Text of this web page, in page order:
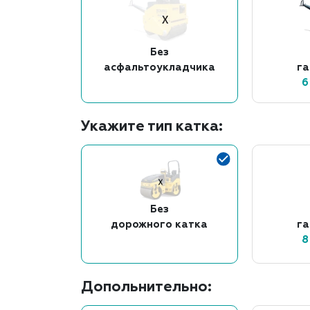
Без
асфальтоукладчика
Укажите тип катка:
Без
дорожного катка
Допольнительно: